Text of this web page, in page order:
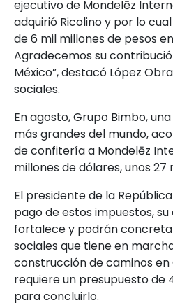
ejecutivo de Mondelēz
adquirió Ricolino y por lo
de 6 mil millones de pesos
Agradecemos su
México”, destacó López
sociales.
En agosto, Grupo Bimbo,
más grandes del mundo,
de confitería a Mondelēz
millones de dólares, unos 27
El presidente de la
pago de estos impuestos,
fortalece y podrán
sociales que tiene en
construcción de caminos en
requiere un presupuesto de
para concluirlo.